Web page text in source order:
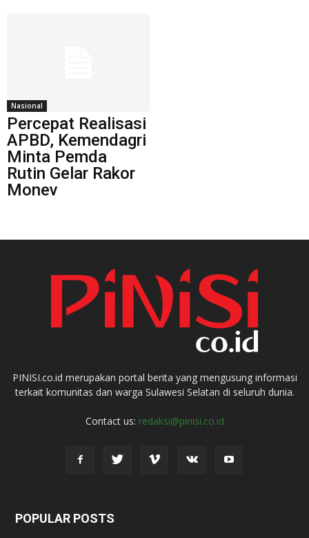
Nasional
Percepat Realisasi
APBD, Kemendagri
Minta Pemda
Rutin Gelar Rakor
Monev
PINISI.co.id merupakan portal berita yang mengusung informasi
terkait komunitas dan warga Sulawesi Selatan di seluruh dunia.
Contact us: redaksi@pinisi.co.id
POPULAR POSTS